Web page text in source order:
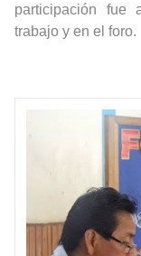
participación fue
trabajo y en el foro.